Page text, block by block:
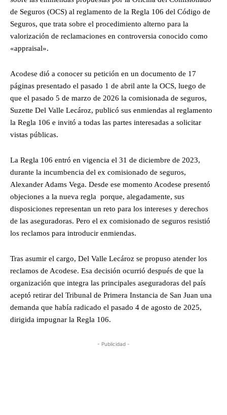
de Seguros (OCS) al reglamento de la Regla 106 del Código de
Seguros, que trata sobre el procedimiento alterno para la
valorización de reclamaciones en controversia conocido como
«appraisal».
Acodese dió a conocer su petición en un documento de 17
páginas presentado el pasado 1 de abril ante la OCS, luego de
que el pasado 5 de marzo de 2026 la comisionada de seguros,
Suzette Del Valle Lecároz, publicó sus enmiendas al reglamento
la Regla 106 e invitó a todas las partes interesadas a solicitar
vistas públicas.
La Regla 106 entró en vigencia el 31 de diciembre de 2023,
durante la incumbencia del ex comisionado de seguros,
Alexander Adams Vega. Desde ese momento Acodese presentó
objeciones a la nueva regla porque, alegadamente, sus
disposiciones representan un reto para los intereses y derechos
de las aseguradoras. Pero el ex comisionado de seguros resistió
los reclamos para introducir enmiendas.
Tras asumir el cargo, Del Valle Lecároz se propuso atender los
reclamos de Acodese. Esa decisión ocurrió después de que la
organización que integra las principales aseguradoras del país
aceptó retirar del Tribunal de Primera Instancia de San Juan una
demanda que había radicado el pasado 4 de agosto de 2025,
dirigida impugnar la Regla 106.
- Publicidad -